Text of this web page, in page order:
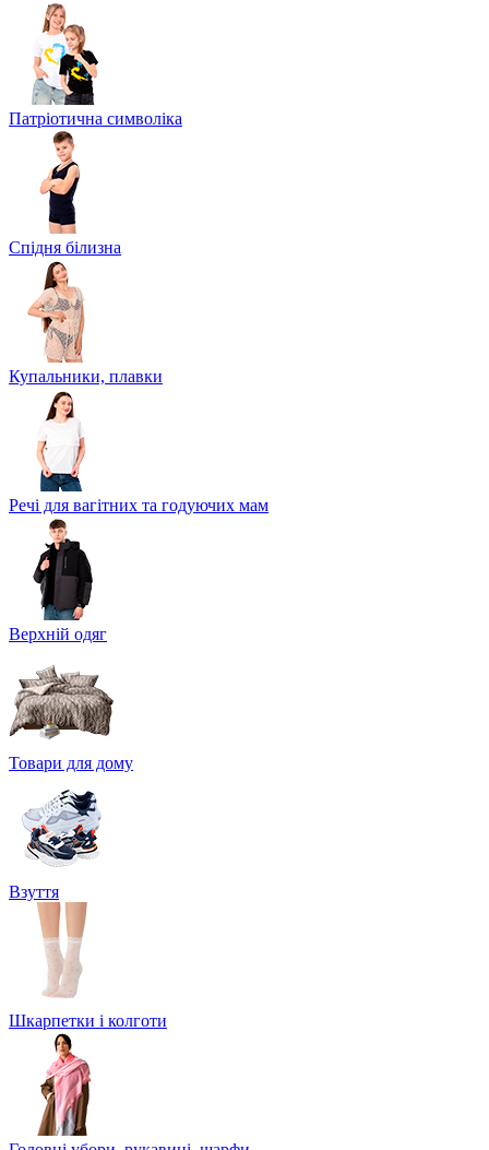
Патріотична символіка
Спідня білизна
Купальники, плавки
Речі для вагітних та годуючих мам
Верхній одяг
Товари для дому
Взуття
Шкарпетки і колготи